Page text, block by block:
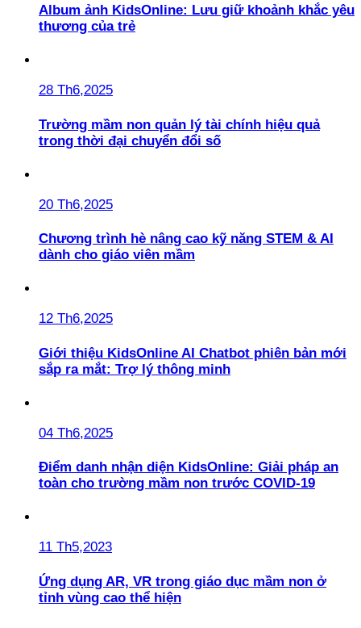
Album ảnh KidsOnline: Lưu giữ khoảnh khắc yêu
thương của trẻ
28 Th6,2025
Trường mầm non quản lý tài chính hiệu quả
trong thời đại chuyển đổi số
20 Th6,2025
Chương trình hè nâng cao kỹ năng STEM & AI
dành cho giáo viên mầm
12 Th6,2025
Giới thiệu KidsOnline AI Chatbot phiên bản mới
sắp ra mắt: Trợ lý thông minh
04 Th6,2025
Điểm danh nhận diện KidsOnline: Giải pháp an
toàn cho trường mầm non trước COVID-19
11 Th5,2023
Ứng dụng AR, VR trong giáo dục mầm non ở
tỉnh vùng cao thể hiện